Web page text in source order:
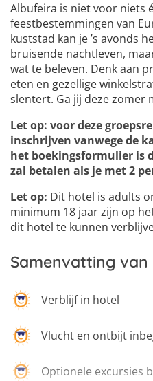
Albufeira is niet voor niets
feestbestemmingen van
kuststad kan je ’s avonds
bruisende nachtleven,
wat te beleven. Denk aan
eten en gezellige
slentert. Ga jij deze zomer
Let op: voor deze
inschrijven vanwege de
het boekingsformulier is
zal betalen als je met 2
Let op: Dit hotel is adults
minimum 18 jaar zijn op
dit hotel te kunnen
Samenvatting
Verblijf in hotel
Vlucht en ontbijt
Optionele excursies